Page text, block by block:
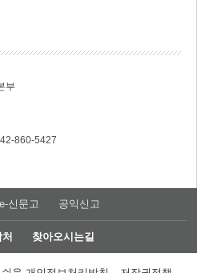
부
860-5427
e-신문고 공익신고
찾아오시는길